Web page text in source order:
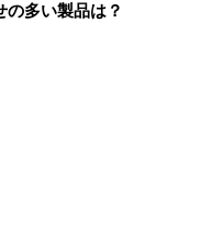
の多い製品は？